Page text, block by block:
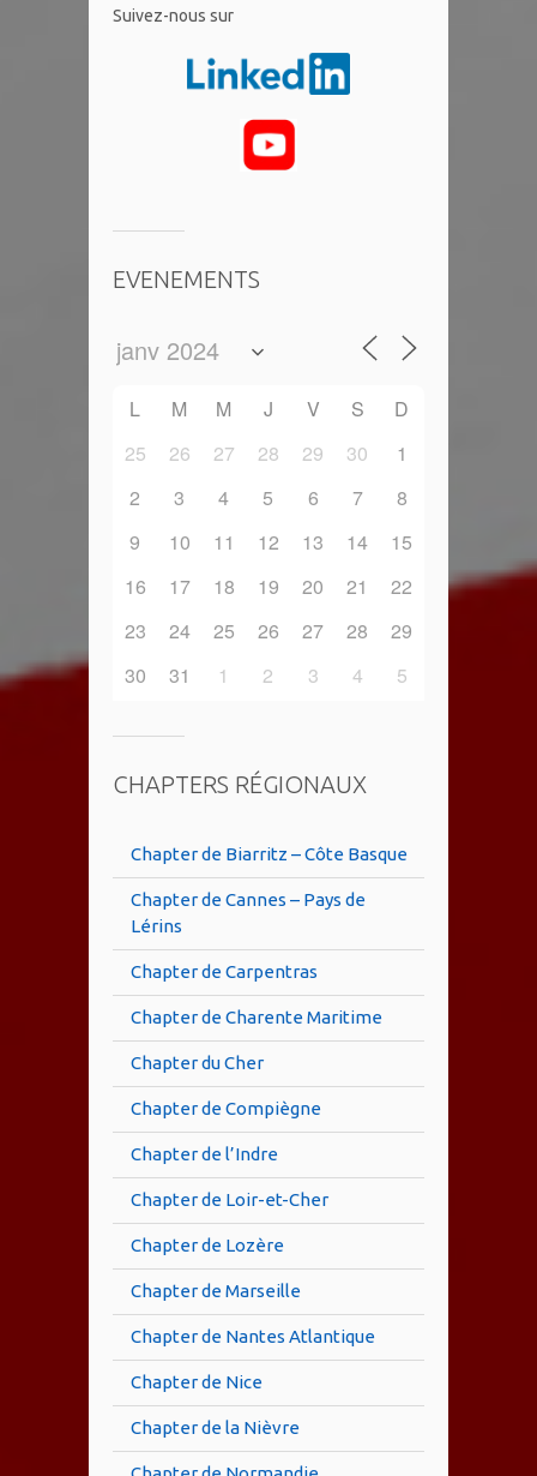
​Suivez-nous sur
EVENEMENTS
L M M J V S
D
25
26 27 28 29 30
1
2
3 4 5 6 7
8
9
10 11 12 13 14
15
16
17 18 19 20 21
22
23
24 25 26 27 28
29
30
31 1 2 3 4 5
CHAPTERS RÉGIONAUX
Chapter de Biarritz – Côte Basque
Chapter de Cannes – Pays de
Lérins
Chapter de Carpentras
Chapter de Charente Maritime
Chapter du Cher
Chapter de Compiègne
Chapter de l’Indre
Chapter de Loir-et-Cher
Chapter de Lozère
Chapter de Marseille
Chapter de Nantes Atlantique
Chapter de Nice
Chapter de la Nièvre